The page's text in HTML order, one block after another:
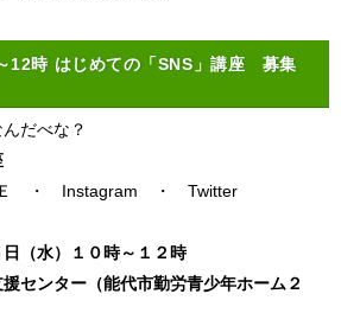
12時 はじめての「SNS」講座 募集
だべな？
・ Instagram ・ Twitter
（水）１０時～１２時
センター（能代市勤労青少年ホーム２